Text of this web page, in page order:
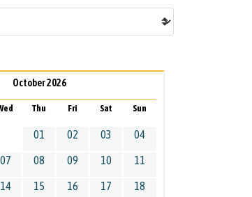
October 2026
Thu Fri Sat Sun
01 02 03 04
07 08 09 10 11
14 15 16 17 18